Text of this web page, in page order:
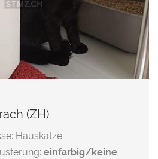
(ZH)
Hauskatze
einfarbig/keine